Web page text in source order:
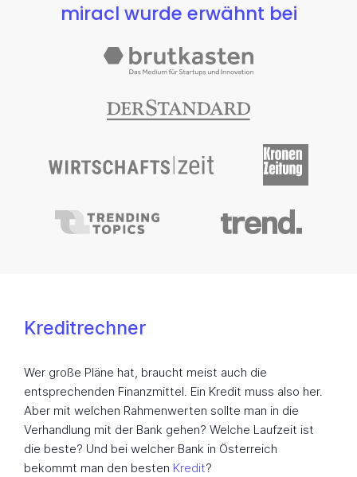
miracl wurde erwähnt bei
Kreditrechner
Wer große Pläne hat, braucht meist auch die
entsprechenden Finanzmittel. Ein Kredit muss also her.
Aber mit welchen Rahmenwerten sollte man in die
Verhandlung mit der Bank gehen? Welche Laufzeit ist
die beste? Und bei welcher Bank in Österreich
bekommt man den besten Kredit?